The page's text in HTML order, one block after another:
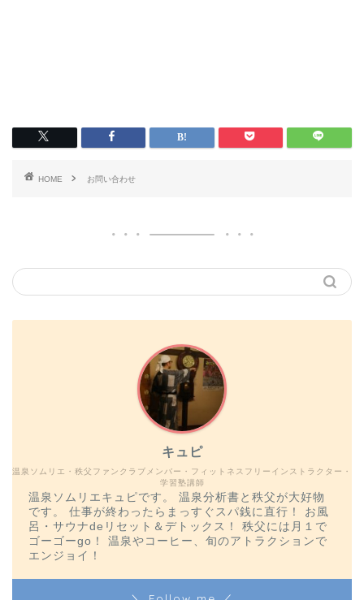
HOME お問い合わせ
温泉ソムリエ・秩父ファンクラブメンバー・フィットネスフリーインストラクター・
学習塾講師
キュピ
温泉ソムリエキュピです。 温泉分析書と秩父が大好物
です。 仕事が終わったらまっすぐスパ銭に直行！ お風
呂・サウナdeリセット＆デトックス！ 秩父には月１で
ゴーゴーgo！ 温泉やコーヒー、旬のアトラクションで
エンジョイ！